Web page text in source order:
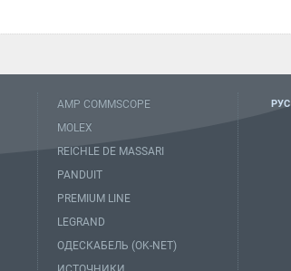
AMP COMMSCOPE
MOLEX
REICHLE DE MASSARI
PANDUIT
PREMIUM LINE
LEGRAND
ОДЕСКАБЕЛЬ (OK-NET)
РУС